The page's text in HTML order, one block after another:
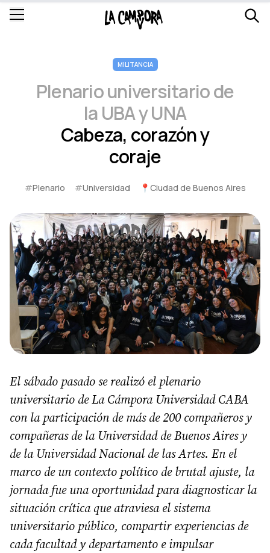
MILITANCIA
Plenario universitario de
la UBA y UNA
Cabeza, corazón y
coraje
#Plenario #Universidad 📍 Ciudad de Buenos Aires
El sábado pasado se realizó el plenario
universitario de La Cámpora Universidad CABA
con la participación de más de 200 compañeros y
compañeras de la Universidad de Buenos Aires y
de la Universidad Nacional de las Artes. En el
marco de un contexto político de brutal ajuste, la
jornada fue una oportunidad para diagnosticar la
situación crítica que atraviesa el sistema
universitario público, compartir experiencias de
cada facultad y departamento e impulsar